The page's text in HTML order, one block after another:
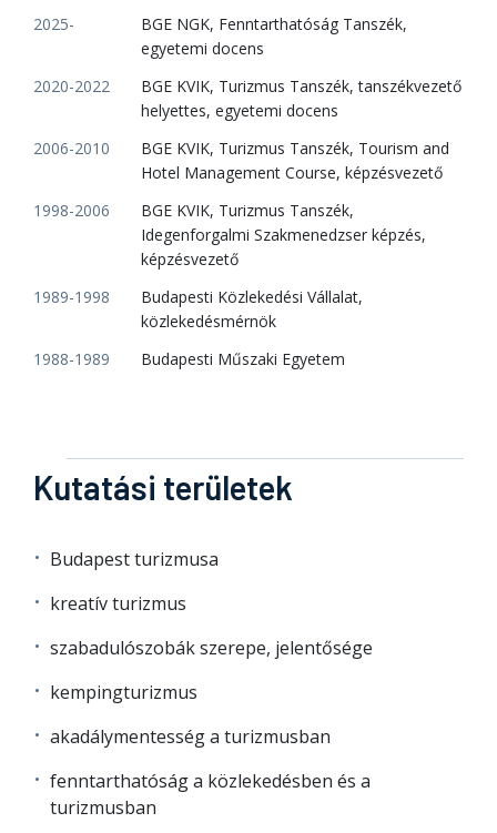
2025-
BGE NGK, Fenntarthatóság Tanszék,
egyetemi docens
2020-2022
BGE KVIK, Turizmus Tanszék, tanszékvezető
helyettes, egyetemi docens
2006-2010
BGE KVIK, Turizmus Tanszék, Tourism and
Hotel Management Course, képzésvezető
1998-2006
BGE KVIK, Turizmus Tanszék,
Idegenforgalmi Szakmenedzser képzés,
képzésvezető
1989-1998
Budapesti Közlekedési Vállalat,
közlekedésmérnök
1988-1989
Budapesti Műszaki Egyetem
Kutatási területek
Budapest turizmusa
kreatív turizmus
szabadulószobák szerepe, jelentősége
kempingturizmus
akadálymentesség a turizmusban
fenntarthatóság a közlekedésben és a
turizmusban